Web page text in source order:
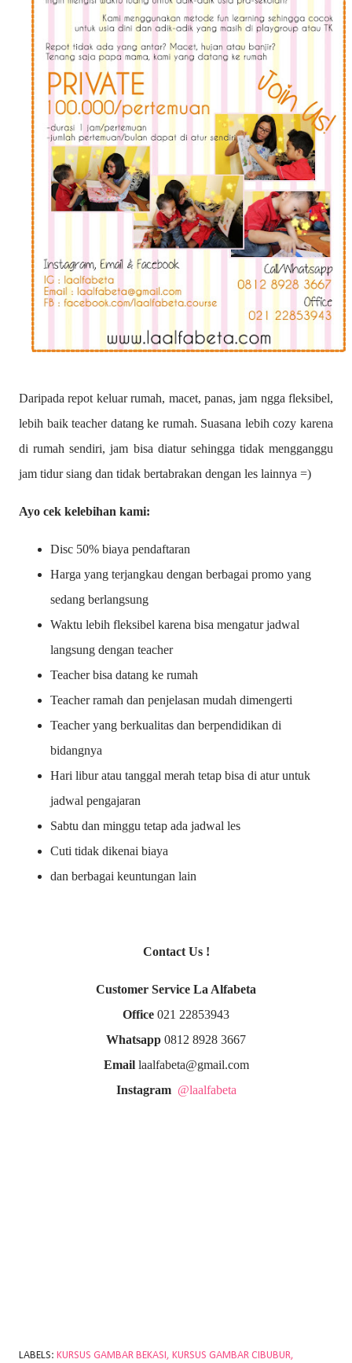
Daripada repot keluar rumah, macet, panas, jam ngga fleksibel,
lebih baik teacher datang ke rumah. Suasana lebih cozy karena
di rumah sendiri, jam bisa diatur sehingga tidak mengganggu
jam tidur siang dan tidak bertabrakan dengan les lainnya =)
Ayo cek kelebihan kami:
Disc 50% biaya pendaftaran
Harga yang terjangkau dengan berbagai promo yang
sedang berlangsung
Waktu lebih fleksibel karena bisa mengatur jadwal
langsung dengan teacher
Teacher bisa datang ke rumah
Teacher ramah dan penjelasan mudah dimengerti
Teacher yang berkualitas dan berpendidikan di
bidangnya
Hari libur atau tanggal merah tetap bisa di atur untuk
jadwal pengajaran
Sabtu dan minggu tetap ada jadwal les
Cuti tidak dikenai biaya
dan berbagai keuntungan lain
Contact Us !
Customer Service La Alfabeta
Office 021 22853943
Whatsapp 0812 8928 3667
Emaillaalfabeta@gmail.com
Instagram @laalfabeta
LABELS: KURSUS GAMBAR BEKASI KURSUS GAMBAR CIBUBUR